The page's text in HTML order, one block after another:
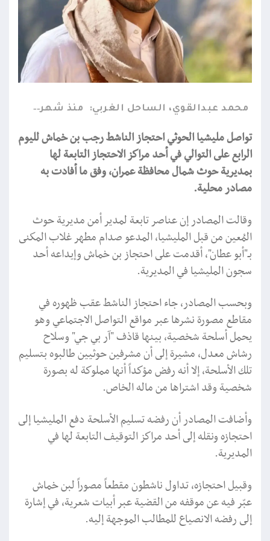
محمد عبدالقوي، الساحل الغربي: منذ شهر
تواصل مليشيا الحوثي احتجاز الناشط رجب بن خماش لليوم
الرابع على التوالي في أحد مراكز الاحتجاز التابعة لها
بمديرية حوث شمال محافظة عمران، وفق ما أفادت به
مصادر محلية.
وقالت المصادر إن عناصر تابعة لمدير أمن مديرية حوث
المُعين من قبل المليشيا، المدعو صدام مطهر غلاب المكنى
بـ"أبو عطان"، أقدمت على احتجاز بن خماش وإيداعه أحد
سجون المليشيا في المديرية.
وبحسب المصادر، جاء احتجاز الناشط عقب ظهوره في
مقاطع مصورة نشرها عبر مواقع التواصل الاجتماعي وهو
يحمل أسلحة شخصية، بينها قاذف "آر بي جي" وسلاح
رشاش معدل، مشيرة إلى أن مشرفين حوثيين طالبوه بتسليم
تلك الأسلحة، إلا أنه رفض مؤكداً أنها مملوكة له بصورة
شخصية وقد اشتراها من ماله الخاص.
وأضافت المصادر أن رفضه تسليم الأسلحة دفع المليشيا إلى
احتجازه ونقله إلى أحد مراكز التوقيف التابعة لها في
المديرية.
وقبيل احتجازه، تداول ناشطون مقطعاً مصوراً لبن خماش
عبّر فيه عن موقفه من القضية عبر أبيات شعرية، في إشارة
إلى رفضه الانصياع للمطالب الموجهة إليه.